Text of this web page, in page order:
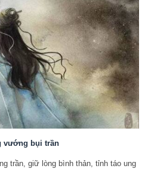
vướng bụi trần
trần, giữ lòng bình thản, tỉnh táo ung